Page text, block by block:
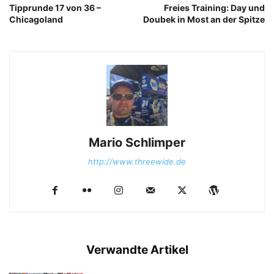
Tipprunde 17 von 36 –
Chicagoland
Freies Training: Day und
Doubek in Most an der Spitze
Mario Schlimper
http://www.threewide.de
Verwandte Artikel